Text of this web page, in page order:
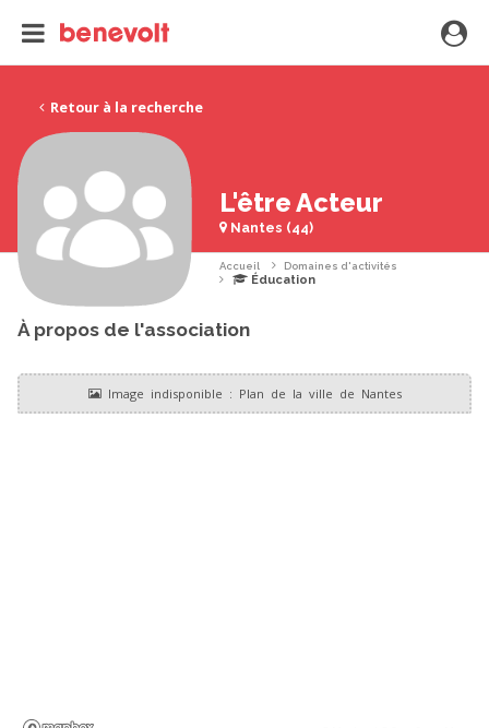
Retour à la recherche
L'être Acteur
Nantes (44)
Accueil Domaines d'activités
Éducation
À propos de l'association